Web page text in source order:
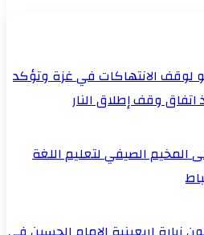
لوقف الانتهاكات في غزة وتؤكد
وقف إطلاق النار
المخيم الصيفي لتعليم اللغة